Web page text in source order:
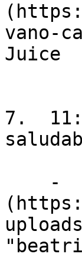
vano-
Juice
7.